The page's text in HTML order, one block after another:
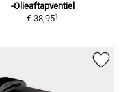
-Olieaftapventiel
€ 38,951